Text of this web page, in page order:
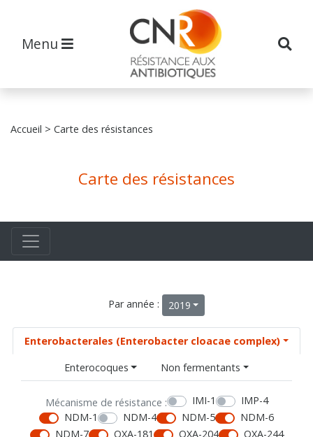
Menu
Accueil > Carte des résistances
Carte des résistances
Par année : 2019
Enterobacterales (Enterobacter cloacae complex)
Enterocoques
Non fermentants
Mécanisme de résistance : IMI-1
IMP-4
NDM-1
NDM-4 NDM-5
NDM-6
NDM-7
OXA-181 OXA-204
OXA-244